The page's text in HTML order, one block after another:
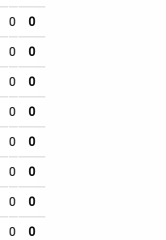
0 0
0 0
0 0
0 0
0 0
0 0
0 0
0 0